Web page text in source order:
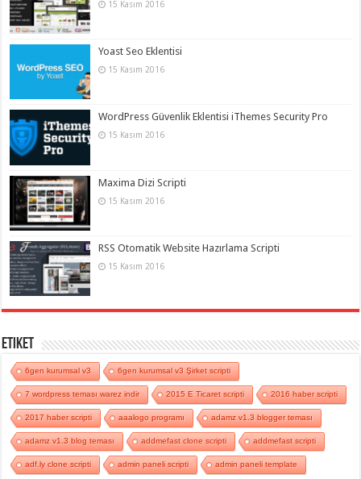
15 Kasım 2016
Yoast Seo Eklentisi
15 Kasım 2016
WordPress Güvenlik Eklentisi iThemes Security Pro
15 Kasım 2016
Maxima Dizi Scripti
15 Kasım 2016
RSS Otomatik Website Hazırlama Scripti
15 Kasım 2016
Etiket
6gen kurumsal v3 6gen kurumsal v3 Şirket scripti
7 wordpress teması warez indir 2015 E Ticaret scripti 2016 haber scripti
2017 haber scripti aaalogo programı adamz v1.3 blogger teması
adamz v1.3 blog teması addmefast clone scripti addmefast scripti
adf.ly clone scripti admin paneli scripti admin paneli template